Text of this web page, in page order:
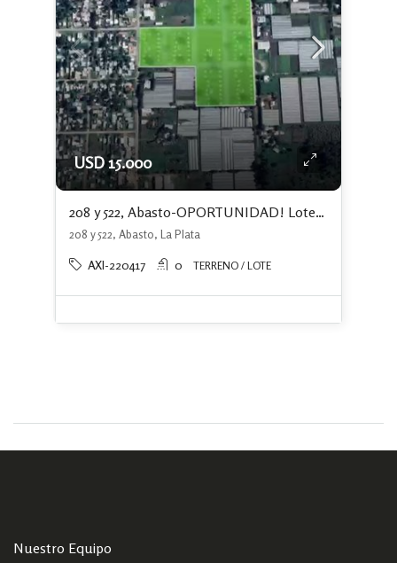
USD 15.000
208 y 522, Abasto-OPORTUNIDAD! Lotes con escritura independiente y financiación
208 y 522, Abasto, La Plata
AXI-220417 0 TERRENO / LOTE
Nuestro Equipo